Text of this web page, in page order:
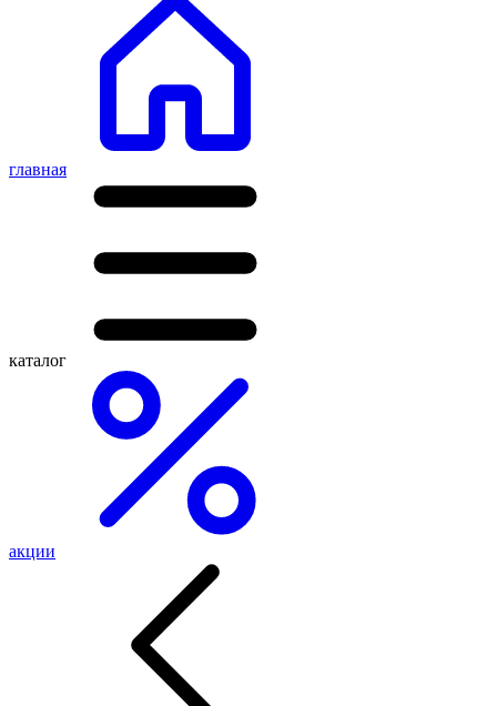
главная
каталог
акции